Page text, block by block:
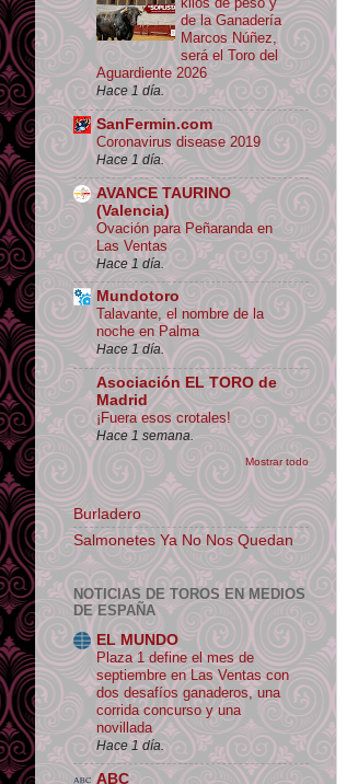
de la Ganadería
Marcos Núñez,
será el Toro del
Aguardiente 2026
Hace 1 día.
SanFermin.com
Coronavirus disease 2019
Hace 1 día.
AVANCE TAURINO
(Valencia)
Ovación para Peñaranda en
Las Ventas
Hace 1 día.
Mundotoro
Talavante, el nombre de la
noche en Palma
Hace 1 día.
Asociación EL TORO de
Madrid
¡Fuera esos crotales!
Hace 1 semana.
Mostrar todo
Burladero
Salmonetes Ya No Nos Quedan
NOTICIAS DE TOROS EN MEDIOS
DE ESPAÑA
EL MUNDO
Plaza 1 define el mes de
septiembre en Las Ventas con
dos desafíos ganaderos, una
corrida concurso y una
novillada
Hace 1 día.
ABC